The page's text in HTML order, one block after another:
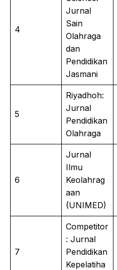
4
Jurnal
Sain
Olahraga
dan
Pendidikan
Jasmani
5
Riyadhoh:
Jurnal
Pendidikan
Olahraga
6
Jurnal
Ilmu
Keolahrag
aan
(UNIMED)
7
Competitor
: Jurnal
Pendidikan
Kepelatiha